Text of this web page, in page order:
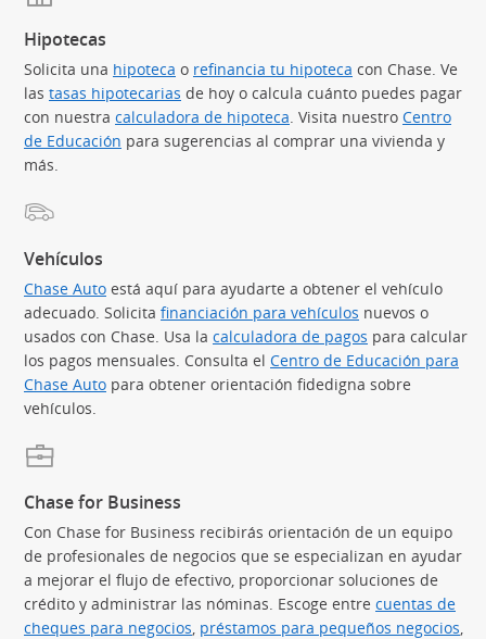
Hipotecas
Solicita una hipoteca o refinancia tu hipoteca con Chase. Ve
las tasas hipotecarias (Se abre en superposición)
de hoy o calcula cuánto puedes pagar
con nuestra calculadora de hipoteca(Se abre en superposición)
. Visita nuestro Centro
de Educación (Se abre en superposición)
para sugerencias al comprar una vivienda y
más.
Vehículos
Chase Auto (Se abre en superposición)
está aquí para ayudarte a obtener el vehículo
adecuado. Solicita financiación para vehículos (Se abre en
nuevos o
usados con Chase. Usa la calculadora de pagos (Se abre en
para calcular
los pagos mensuales. Consulta el Centro de Educación para
Chase Auto (Se abre en superposición)
para obtener orientación fidedigna sobre
vehículos.
Chase for Business
Con Chase for Business recibirás orientación de un equipo
de profesionales de negocios que se especializan en ayudar
a mejorar el flujo de efectivo, proporcionar soluciones de
crédito y administrar las nóminas. Escoge entre cuentas de
cheques para negocios préstamos para pequeños negocios